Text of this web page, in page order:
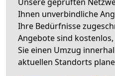
Ihnen unverbindliche
Ihre Bedürfnisse
Angebote sind
Sie einen Umzug
aktuellen Standorts